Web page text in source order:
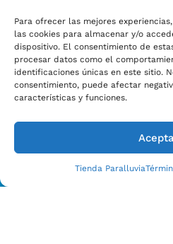
Para ofrecer las mejores
las cookies para almacenar y/o
dispositivo. El consentimiento de
procesar datos como el
identificaciones únicas en este sitio.
consentimiento, puede afectar
características y funciones.
Tienda Paralluvia